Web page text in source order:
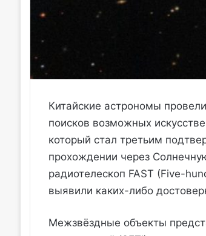
Китайские астрономы
поисков возможных
который стал третьим
прохождении через
радиотелескоп FAST (Five-
выявили каких-либо
Межзвёздные объекты